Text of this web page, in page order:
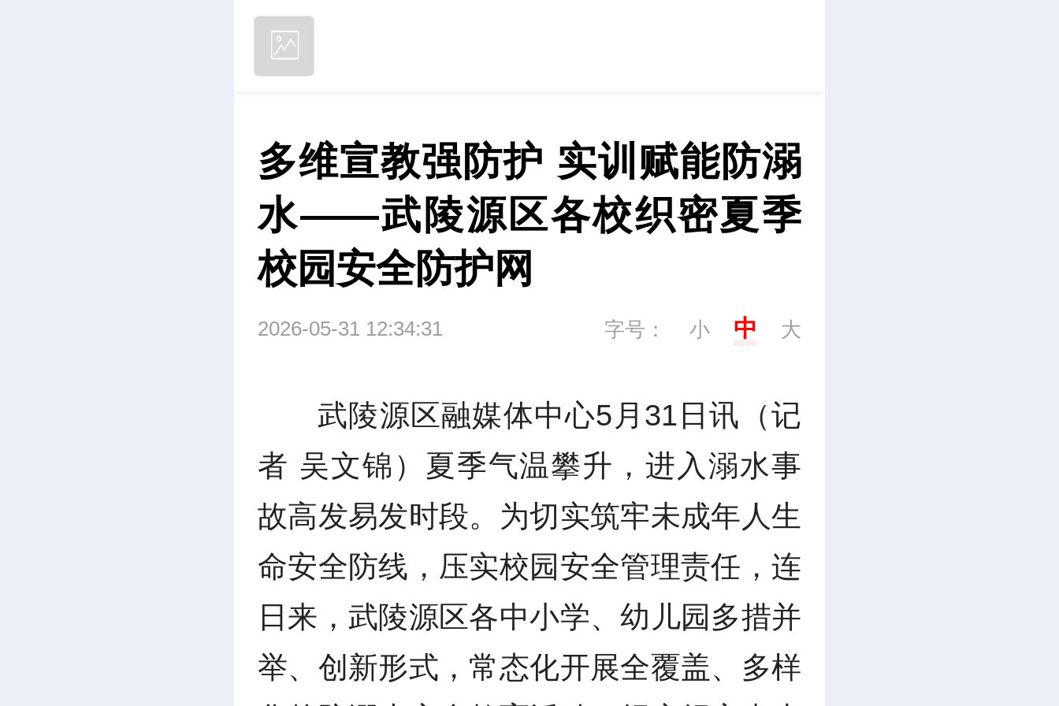
多维宣教强防护 实训赋能防溺
水——武陵源区各校织密夏季
校园安全防护网
2026-05-31 12:34:31 字号： 小 中 大
武陵源区融媒体中心5月31日讯（记
者 吴文锦）夏季气温攀升，进入溺水事
故高发易发时段。为切实筑牢未成年人生
命安全防线，压实校园安全管理责任，连
日来，武陵源区各中小学、幼儿园多措并
举、创新形式，常态化开展全覆盖、多样